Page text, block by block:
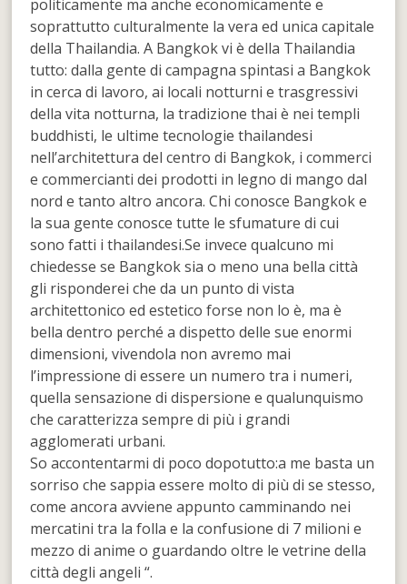
politicamente ma anche economicamente e
soprattutto culturalmente la vera ed unica capitale
della Thailandia. A Bangkok vi è della Thailandia
tutto: dalla gente di campagna spintasi a Bangkok
in cerca di lavoro, ai locali notturni e trasgressivi
della vita notturna, la tradizione thai è nei templi
buddhisti, le ultime tecnologie thailandesi
nell’architettura del centro di Bangkok, i commerci
e commercianti dei prodotti in legno di mango dal
nord e tanto altro ancora. Chi conosce Bangkok e
la sua gente conosce tutte le sfumature di cui
sono fatti i thailandesi.Se invece qualcuno mi
chiedesse se Bangkok sia o meno una bella città
gli risponderei che da un punto di vista
architettonico ed estetico forse non lo è, ma è
bella dentro perché a dispetto delle sue enormi
dimensioni, vivendola non avremo mai
l’impressione di essere un numero tra i numeri,
quella sensazione di dispersione e qualunquismo
che caratterizza sempre di più i grandi
agglomerati urbani.
So accontentarmi di poco dopotutto:a me basta un
sorriso che sappia essere molto di più di se stesso,
come ancora avviene appunto camminando nei
mercatini tra la folla e la confusione di 7 milioni e
mezzo di anime o guardando oltre le vetrine della
città degli angeli “.